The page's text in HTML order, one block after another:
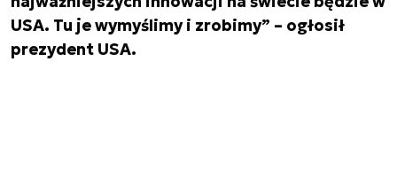
USA. Tu je wymyślimy i zrobimy” – ogłosił
prezydent USA.